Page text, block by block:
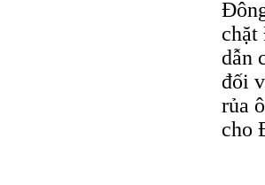
chặt
dẫn
đối
rủa
cho